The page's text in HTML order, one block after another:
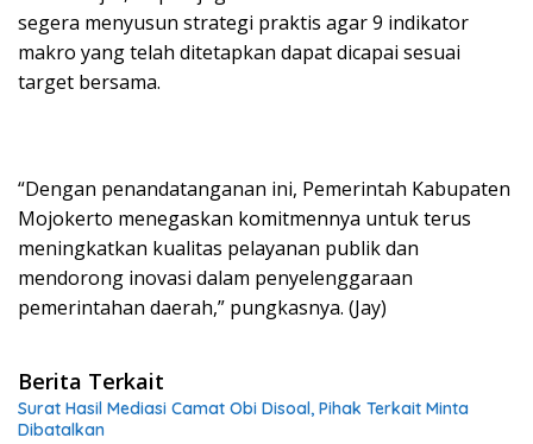
segera menyusun strategi praktis agar 9 indikator
makro yang telah ditetapkan dapat dicapai sesuai
target bersama.
“Dengan penandatanganan ini, Pemerintah Kabupaten
Mojokerto menegaskan komitmennya untuk terus
meningkatkan kualitas pelayanan publik dan
mendorong inovasi dalam penyelenggaraan
pemerintahan daerah,” pungkasnya. (Jay)
Berita Terkait
Surat Hasil Mediasi Camat Obi Disoal, Pihak Terkait Minta
Dibatalkan